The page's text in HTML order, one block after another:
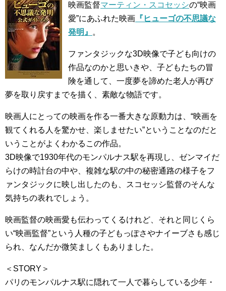
映画監督マーティン・スコセッシの“映画
愛”にあふれた映画 『ヒューゴの不思議な
発明』
。
ファンタジックな3D映像で子ども向けの
作品なのかと思いきや、子どもたちの冒
険を通して、一度夢を諦めた老人が再び
夢を取り戻すまでを描く、素敵な物語です。
映画人にとっての映画を作る一番大きな原動力は、“映画を
観てくれる人を驚かせ、楽しませたい”ということなのだと
いうことがよくわかるこの作品。
3D映像で1930年代のモンパルナス駅を再現し、ゼンマイだ
らけの時計台の中や、複雑な駅の中の秘密通路の様子をフ
ァンタジックに映し出したのも、スコセッシ監督のそんな
気持ちの表れでしょう。
映画監督の映画愛も伝わってくるけれど、それと同じくら
い“映画監督”という人種の子どもっぽさやナイーブさも感じ
られ、なんだか微笑ましくもありました。
＜STORY＞
パリのモンパルナス駅に隠れて一人で暮らしている少年・